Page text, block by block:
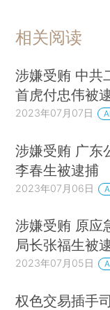
相关阅读
涉嫌受贿 中共
首虎付忠伟被
2023年07月07日
涉嫌受贿 广东
李春生被逮捕
2023年07月06日
涉嫌受贿 原应
局长张福生被
2023年07月05日
权色交易插手